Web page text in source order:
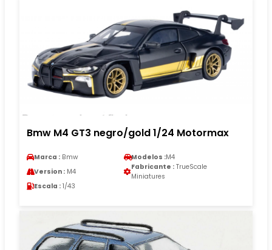
Bmw M4 GT3 negro/gold 1/24 Motormax
Marca : Bmw Modelos :M4
Version : M4
Fabricante : TrueScale
Miniatures
Escala : 1/43